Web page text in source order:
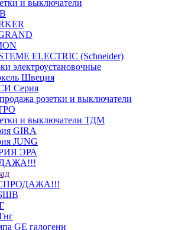
и выключатели
ELECTRIC (Schneider)
электроустановочные
Швеция
Серия
розетки и выключатели
и выключатели ТДМ
GIRA
JUNG
ЭРА
GE галогенн